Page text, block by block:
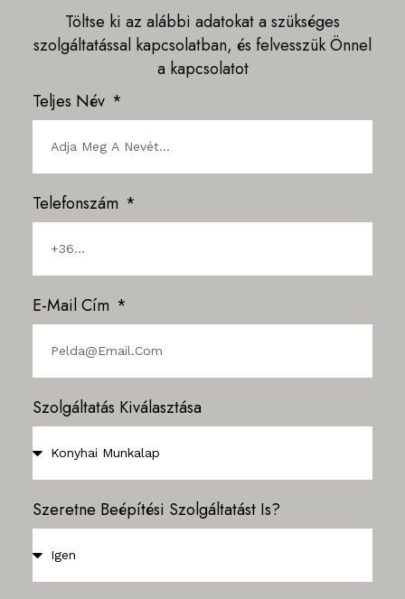
Töltse ki az alábbi adatokat a szükséges
szolgáltatással kapcsolatban, és felvesszük Önnel
a kapcsolatot
Teljes Név
Telefonszám
E-Mail Cím
Szolgáltatás Kiválasztása
Szeretne Beépítési Szolgáltatást Is?